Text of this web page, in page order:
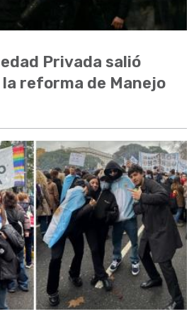
Privada salió
reforma de Manejo